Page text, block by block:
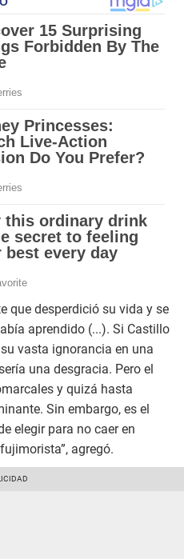
que desperdició su vida y se
aprendido (...). Si Castillo
vasta ignorancia en una
una desgracia. Pero el
y quizá hasta
Sin embargo, es el
elegir para no caer en
agregó.